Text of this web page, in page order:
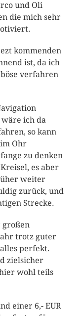
und Oli
die mich sehr
kommenden
ist, da ich
verfahren
wäre ich da
so kann
Ohr
zu denken
es aber
weiter
zurück, und
Strecke.
großen
trotz guter
perfekt.
zielsicher
wohl teils
einer 6,- EUR